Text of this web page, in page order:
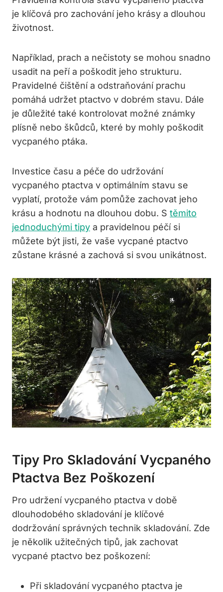
je klíčová pro zachování jeho krásy a dlouhou
životnost.
Například, prach a nečistoty se mohou snadno
usadit na peří a poškodit jeho strukturu.
Pravidelné čištění a odstraňování prachu
pomáhá udržet ptactvo v dobrém stavu. Dále
je důležité také kontrolovat možné známky
plísně nebo škůdců, které by mohly poškodit
vycpaného ptáka.
Investice času a péče do udržování
vycpaného ptactva v optimálním stavu se
vyplatí, protože vám pomůže zachovat jeho
krásu a hodnotu na dlouhou dobu. S těmito
jednoduchými tipy a pravidelnou péčí si
můžete být jisti, že vaše vycpané ptactvo
zůstane krásné a zachová si svou unikátnost.
Tipy Pro Skladování Vycpaného
Ptactva Bez Poškození
Pro udržení vycpaného ptactva v době
dlouhodobého skladování je klíčové
dodržování správných technik skladování. Zde
je několik užitečných tipů, jak zachovat
vycpané ptactvo bez poškození:
Při skladování vycpaného ptactva je